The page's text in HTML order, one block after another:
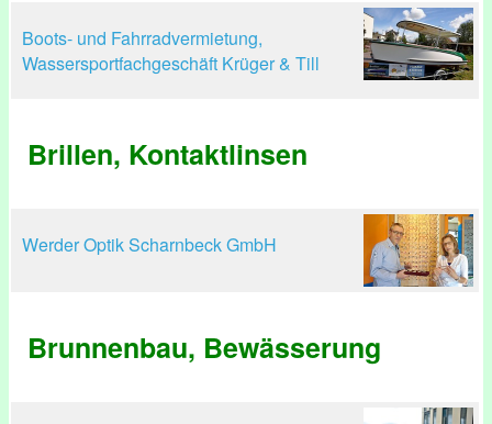
Boots- und Fahrradvermietung,
Wassersportfachgeschäft Krüger & Till
Brillen, Kontaktlinsen
Werder Optik Scharnbeck GmbH
Brunnenbau, Bewässerung